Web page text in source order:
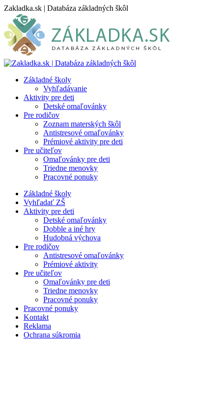
Skip
content
Zakladka.sk | Databáza základných škôl
Základné školy
Vyhľadávanie
Aktivity pre deti
Detské omaľovánky
Pre rodičov
Zoznam materských škôl
Antistresové omaľovánky
Prémiové aktivity pre deti
Pre učiteľov
Omaľovánky pre deti
Triedne menovky
Pracovné ponuky
Základné školy
Vyhľadať ZŠ
Aktivity pre deti
Detské omaľovánky
Dobble a iné hry
Hudobná výchova
Pre rodičov
Antistresové omaľovánky
Prémiové aktivity
Pre učiteľov
Omaľovánky pre deti
Triedne menovky
Pracovné ponuky
Pracovné ponuky
Kontakt
Reklama
Ochrana súkromia